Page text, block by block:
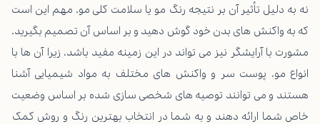
نه به دلیل تأثیر آن بر نتیجه رنگ مو یا سلامت کلی مو. مهم این است
که به واکنش های بدن خود گوش دهید و بر اساس آن تصمیم بگیرید.
مشورت با آرایشگر نیز می تواند در این زمینه مفید باشد، زیرا آن ها با
انواع مو، پوست سر و واکنش های مختلف به مواد شیمیایی آشنا
هستند و می توانند توصیه های شخصی سازی شده بر اساس وضعیت
خاص شما ارائه دهند و به شما در انتخاب بهترین رنگ و روش کمک